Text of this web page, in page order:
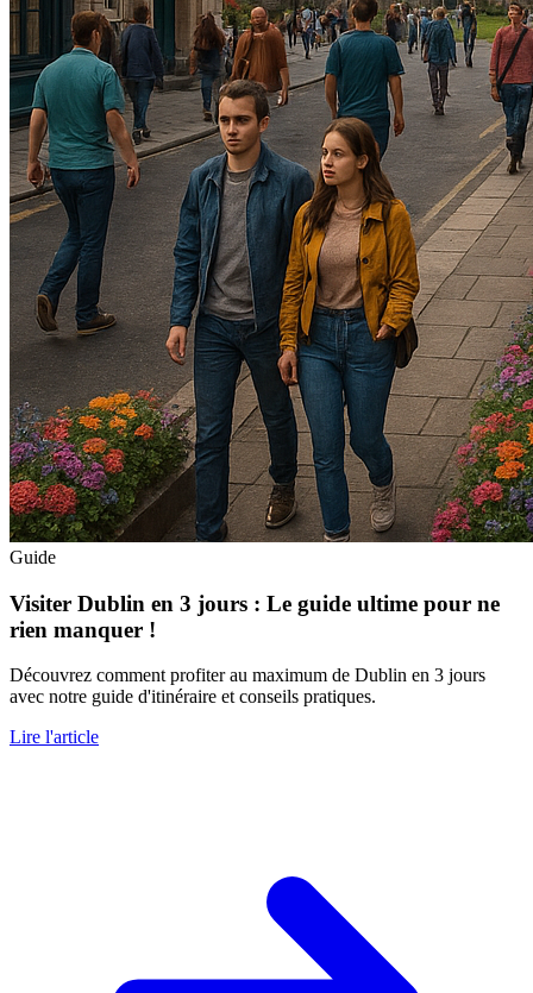
Guide
Visiter Dublin en 3 jours : Le guide ultime pour ne
rien manquer !
Découvrez comment profiter au maximum de Dublin en 3 jours
avec notre guide d'itinéraire et conseils pratiques.
Lire l'article